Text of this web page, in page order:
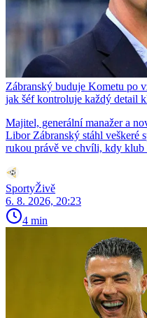
Zábranský buduje Kometu po
jak šéf kontroluje každý detail
Majitel, generální manažer a
Libor Zábranský stáhl veškeré
rukou právě ve chvíli, kdy klub
SportyŽivě
6. 8. 2026, 20:23
4 min